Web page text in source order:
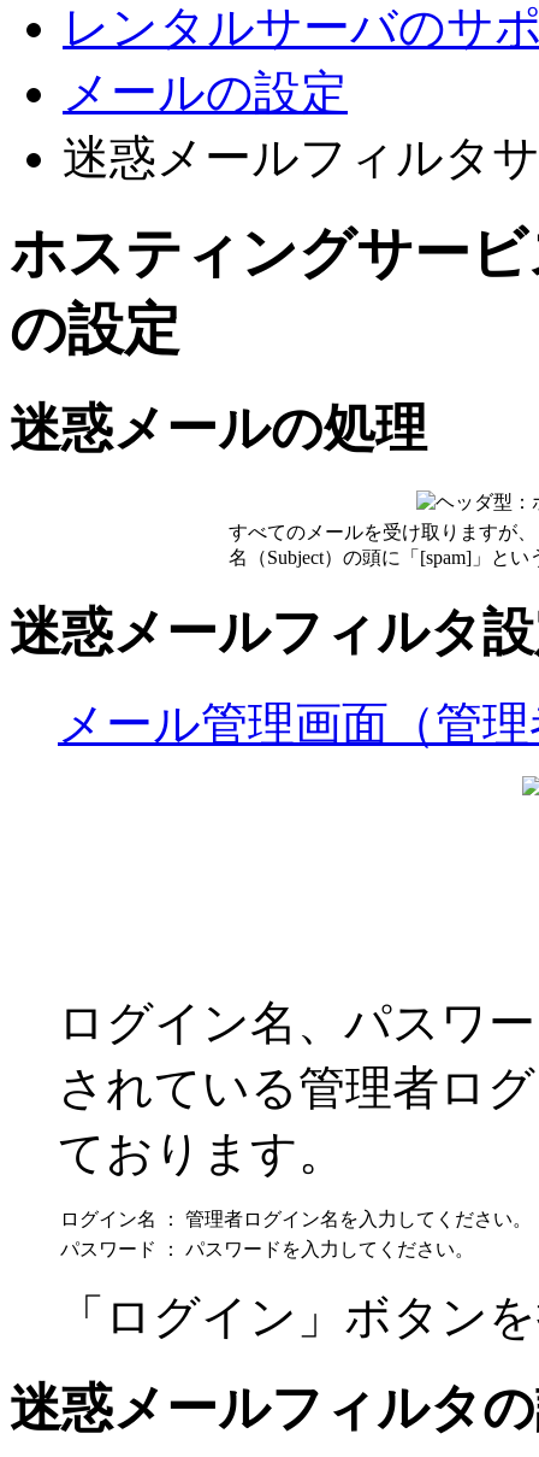
レンタルサーバのサ
メールの設定
迷惑メールフィルタ
ホスティングサー
の設定
迷惑メールの処理
すべてのメールを受け取りますが
名（Subject）の頭に「[spam]」と
迷惑メールフィルタ
メール管理画面（管
ログイン名、パスワ
されている管理者ロ
ております。
ログイン名 ：
管理者ログイン名を入力してください。
パスワード
： パスワードを入力してください。
「ログイン」ボタン
迷惑メールフィルタ